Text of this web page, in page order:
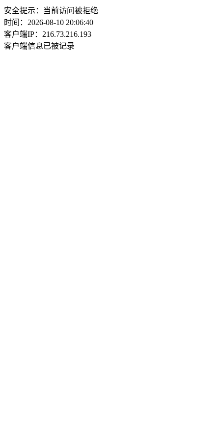
安全提示：当前访问被拒绝
时间：2026-08-10 20:06:40
客户端IP：216.73.216.193
客户端信息已被记录